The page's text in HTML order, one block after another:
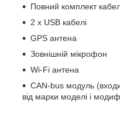
Повний комплект
2 x USB кабелі
GPS антена
Зовнішній мікрофон
Wi-Fi антена
CAN-bus модуль
від марки моделі і